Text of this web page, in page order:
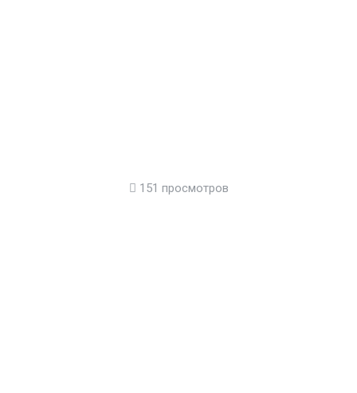
151 просмотров